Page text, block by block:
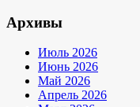
Архивы
Июль 2026
Июнь 2026
Май 2026
Апрель 2026